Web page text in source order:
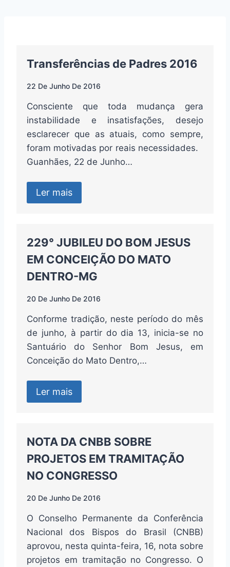
Transferências de Padres 2016
22 De Junho De 2016
Consciente que toda mudança gera
instabilidade e insatisfações, desejo
esclarecer que as atuais, como sempre,
foram motivadas por reais necessidades.
Guanhães, 22 de Junho…
Ler mais
229° JUBILEU DO BOM JESUS
EM CONCEIÇÃO DO MATO
DENTRO-MG
20 De Junho De 2016
Conforme tradição, neste período do mês
de junho, à partir do dia 13, inicia-se no
Santuário do Senhor Bom Jesus, em
Conceição do Mato Dentro,…
Ler mais
NOTA DA CNBB SOBRE
PROJETOS EM TRAMITAÇÃO
NO CONGRESSO
20 De Junho De 2016
O Conselho Permanente da Conferência
Nacional dos Bispos do Brasil (CNBB)
aprovou, nesta quinta-feira, 16, nota sobre
projetos em tramitação no Congresso. O